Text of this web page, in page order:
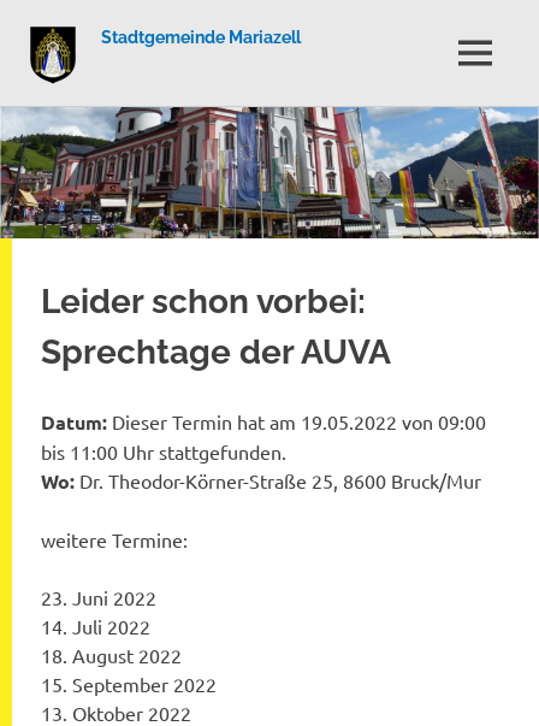
Zum
Inhalt
springen
Stadtgemeinde Mariazell
MENÜ
Leider schon vorbei:
Sprechtage der AUVA
Datum: Dieser Termin hat am 19.05.2022 von 09:00
bis 11:00 Uhr stattgefunden.
Wo: Dr. Theodor-Körner-Straße 25, 8600 Bruck/Mur
weitere Termine:
23. Juni 2022
14. Juli 2022
18. August 2022
15. September 2022
13. Oktober 2022